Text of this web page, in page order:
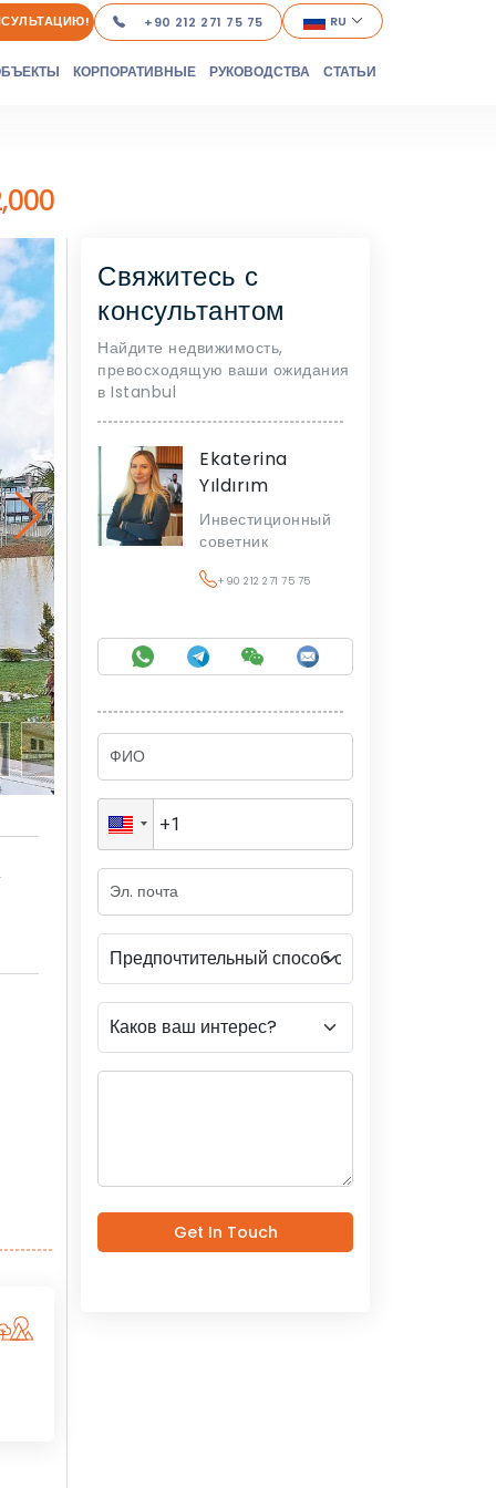
+90 212 271 75 75 RU
КОРПОРАТИВНЫЕ РУКОВОДСТВА СТАТЬИ
Свяжитесь с
консультантом
Найдите недвижимость,
превосходящую ваши ожидания
в Istanbul
Ekaterina
Yıldırım
Инвестиционный
советник
+90 212 271 75 75
Get In Touch